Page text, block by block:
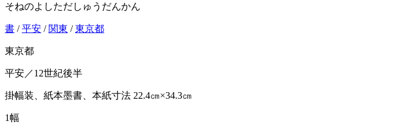
そねのよしただしゅうだんかん
書 /平安 / 関東 /東京都
東京都
平安／12世紀後半
掛幅装、紙本墨書、本紙寸法 22.4㎝×34.3㎝
1幅